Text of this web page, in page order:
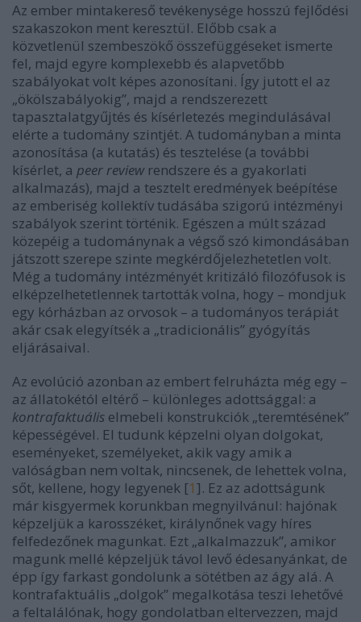
Az ember mintakereső tevékenysége hosszú fejlődési
szakaszokon ment keresztül. Előbb csak a
közvetlenül szembeszökő összefüggéseket ismerte
fel, majd egyre komplexebb és alapvetőbb
szabályokat volt képes azonosítani. Így jutott el az
„ökölszabályokig”, majd a rendszerezett
tapasztalatgyűjtés és kísérletezés megindulásával
elérte a tudomány szintjét. A tudományban a minta
azonosítása (a kutatás) és tesztelése (a további
kísérlet, a peer reviewrendszere és a gyakorlati
alkalmazás), majd a tesztelt eredmények beépítése
az emberiség kollektív tudásába szigorú intézményi
szabályok szerint történik. Egészen a múlt század
közepéig a tudománynak a végső szó kimondásában
játszott szerepe szinte megkérdőjelezhetetlen volt.
Még a tudomány intézményét kritizáló filozófusok is
elképzelhetetlennek tartották volna, hogy – mondjuk
egy kórházban az orvosok – a tudományos terápiát
akár csak elegyítsék a „tradicionális” gyógyítás
eljárásaival.
Az evolúció azonban az embert felruházta még egy –
az állatokétól eltérő – különleges adottsággal: a
kontrafaktuális elmebeli konstrukciók „teremtésének”
képességével. El tudunk képzelni olyan dolgokat,
eseményeket, személyeket, akik vagy amik a
valóságban nem voltak, nincsenek, de lehettek volna,
sőt, kellene, hogy legyenek [1]. Ez az adottságunk
már kisgyermek korunkban megnyilvánul: hajónak
képzeljük a karosszéket, királynőnek vagy híres
felfedezőnek magunkat. Ezt „alkalmazzuk”, amikor
magunk mellé képzeljük távol levő édesanyánkat, de
épp így farkast gondolunk a sötétben az ágy alá. A
kontrafaktuális „dolgok” megalkotása teszi lehetővé
a feltalálónak, hogy gondolatban eltervezzen, majd